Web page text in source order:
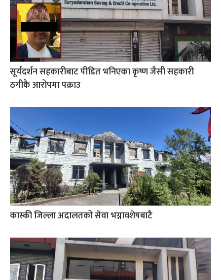
सूर्यदर्शन सहकारीबाट पीडित भनिएका कृष्ण जैसी सहकारी
ठगीकै आरोपमा पक्राउ
कास्की जिल्ला अदालतको सेवा भग्नावशेषबाटै